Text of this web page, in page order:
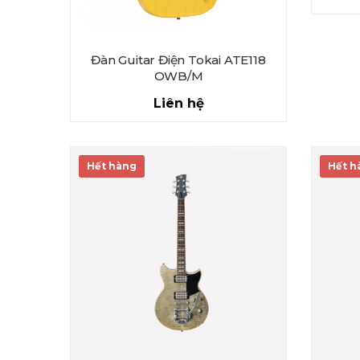
Đàn Guitar Điện Tokai ATE118
OWB/M
Liên hệ
Hết hàng Hết